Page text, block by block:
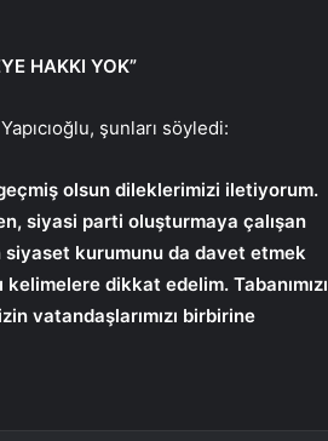
HAKKI YOK”
şunları söyledi:
geçmiş olsun dileklerimizi iletiyorum.
siyasi parti oluşturmaya çalışan
siyaset kurumunu da davet etmek
dikkat edelim. Tabanımızı
vatandaşlarımızı birbirine